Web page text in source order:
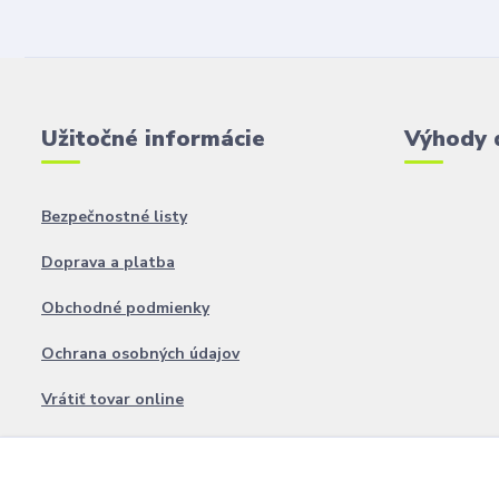
Užitočné informácie
Bezpečnostné listy
Doprava a platba
Obchodné podmienky
Ochrana osobných údajov
Vrátiť tovar online
O nás
Výhody